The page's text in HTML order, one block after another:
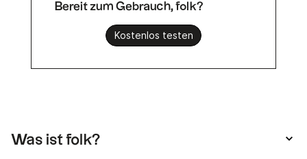
Bereit zum Gebrauch, folk?
Kostenlos testen
Was ist folk?